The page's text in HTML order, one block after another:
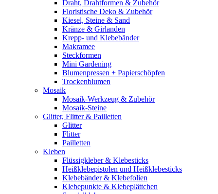
Draht, Drahtformen & Zubehör
Floristische Deko & Zubehör
Kiesel, Steine & Sand
Kränze & Girlanden
Krepp- und Klebebänder
Makramee
Steckformen
Mini Gardening
Blumenpressen + Papierschöpfen
Trockenblumen
Mosaik
Mosaik-Werkzeug & Zubehör
Mosaik-Steine
Glitter, Flitter & Pailletten
Glitter
Flitter
Pailletten
Kleben
Flüssigkleber & Klebesticks
Heißklebepistolen und Heißklebesticks
Klebebänder & Klebefolien
Klebepunkte & Klebeplättchen